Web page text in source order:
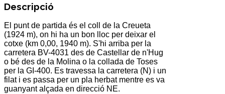
Descripció
El punt de partida és el coll de la Creueta
(1924 m), on hi ha un bon lloc per deixar el
cotxe (km 0,00, 1940 m). S'hi arriba per la
carretera BV-4031 des de Castellar de n'Hug
o bé des de la Molina o la collada de Toses
per la GI-400. Es travessa la carretera (N) i un
filat i es passa per un pla herbat mentre es va
guanyant alçada en direcció NE.